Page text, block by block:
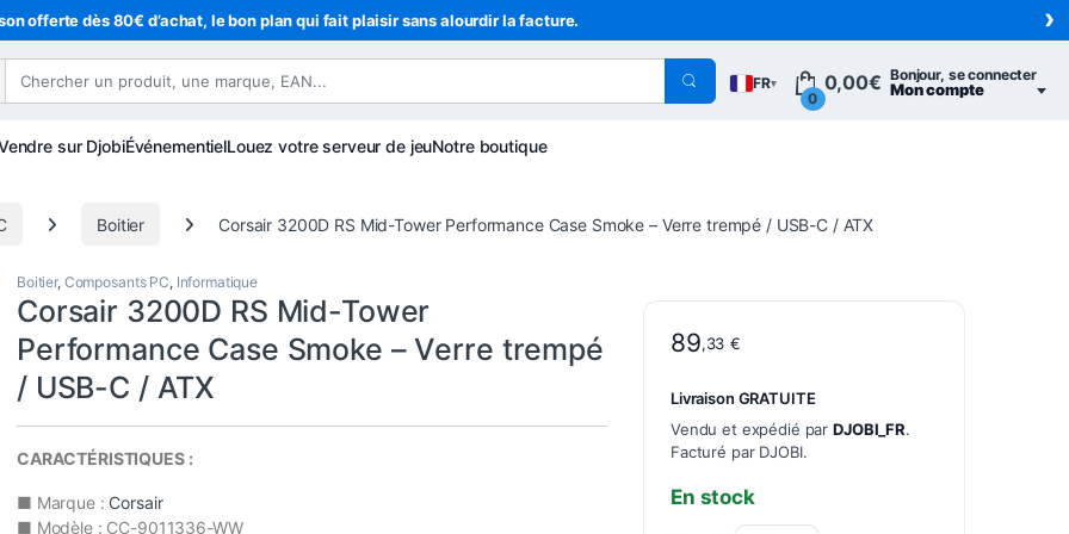
offerte dès 80€ d’achat, le bon plan qui fait plaisir sans alourdir la facture. ›
FR▾ Bonjour, se connecter
Mon compte
0
0,00€
sur DjobiÉvénementielLouez votre serveur de jeuNotre boutique
Boitier Corsair 3200D RS Mid-Tower Performance Case Smoke – Verre trempé / USB-C / ATX
Boitier, Composants PC, Informatique
Corsair 3200D RS Mid-Tower
Performance Case Smoke – Verre trempé
/ USB-C / ATX
CARACTÉRISTIQUES :
■ Marque : Corsair
■ Modèle : CC-9011336-WW
89,33 €
Livraison GRATUITE
Vendu et expédié parDJOBI_FR.
Facturé par DJOBI.
En stock